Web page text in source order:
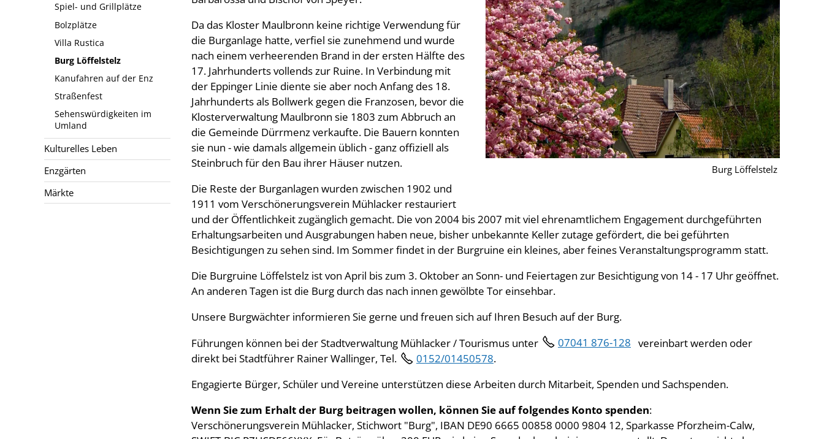
Spiel- und Grillplätze
Bolzplätze
Villa Rustica
Burg Löffelstelz
Kanufahren auf der Enz
Straßenfest
Sehenswürdigkeiten im
Umland
Kulturelles Leben
Enzgärten
Märkte
Burg Löffelstelz
Da das Kloster Maulbronn keine richtige Verwendung für
die Burganlage hatte, verfiel sie zunehmend und wurde
nach einem verheerenden Brand in der ersten Hälfte des
17. Jahrhunderts vollends zur Ruine. In Verbindung mit
der Eppinger Linie diente sie aber noch Anfang des 18.
Jahrhunderts als Bollwerk gegen die Franzosen, bevor die
Klosterverwaltung Maulbronn sie 1803 zum Abbruch an
die Gemeinde Dürrmenz verkaufte. Die Bauern konnten
sie nun - wie damals allgemein üblich - ganz offiziell als
Steinbruch für den Bau ihrer Häuser nutzen.
Die Reste der Burganlagen wurden zwischen 1902 und
1911 vom Verschönerungsverein Mühlacker restauriert
und der Öffentlichkeit zugänglich gemacht. Die von 2004 bis 2007 mit viel ehrenamtlichem Engagement durchgeführten
Erhaltungsarbeiten und Ausgrabungen haben neue, bisher unbekannte Keller zutage gefördert, die bei geführten
Besichtigungen zu sehen sind. Im Sommer findet in der Burgruine ein kleines, aber feines Veranstaltungsprogramm statt.
Die Burgruine Löffelstelz ist von April bis zum 3. Oktober an Sonn- und Feiertagen zur Besichtigung von 14 - 17 Uhr geöffnet.
An anderen Tagen ist die Burg durch das nach innen gewölbte Tor einsehbar.
Unsere Burgwächter informieren Sie gerne und freuen sich auf Ihren Besuch auf der Burg.
Führungen können bei der Stadtverwaltung Mühlacker / Tourismus unter
07041 876-128 vereinbart werden oder
direkt bei Stadtführer Rainer Wallinger, Tel.
0152/01450578.
Engagierte Bürger, Schüler und Vereine unterstützen diese Arbeiten durch Mitarbeit, Spenden und Sachspenden.
Wenn Sie zum Erhalt der Burg beitragen wollen, können Sie auf folgendes Konto spenden:
Verschönerungsverein Mühlacker, Stichwort "Burg", IBAN DE90 6665 00858 0000 9804 12, Sparkasse Pforzheim-Calw,